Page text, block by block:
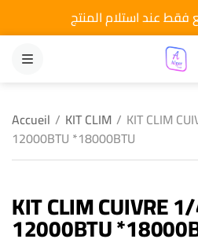
فقط عند استلام المنتج
MENU
Accueil / KIT CLIM / KIT CLIM
12000BTU *18000BTU
KIT CLIM CUIVRE
12000BTU